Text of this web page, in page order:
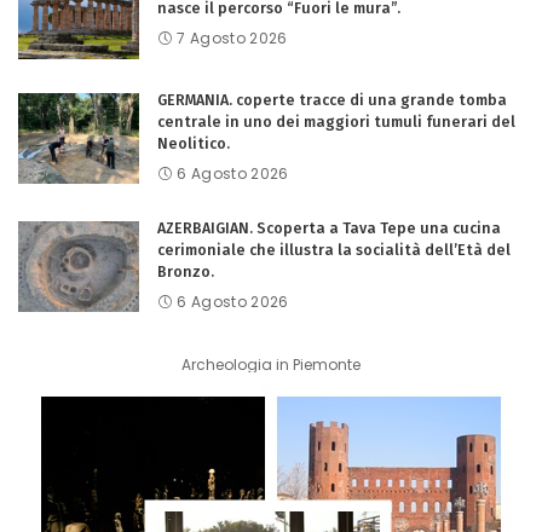
nasce il percorso “Fuori le mura”.
7 Agosto 2026
GERMANIA. coperte tracce di una grande tomba
centrale in uno dei maggiori tumuli funerari del
Neolitico.
6 Agosto 2026
AZERBAIGIAN. Scoperta a Tava Tepe una cucina
cerimoniale che illustra la socialità dell’Età del
Bronzo.
6 Agosto 2026
Archeologia in Piemonte